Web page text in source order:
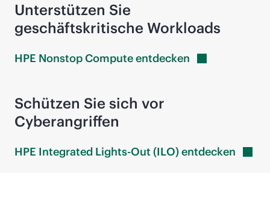
Unterstützen Sie
geschäftskritische Workloads
HPE Nonstop Computeentdecken
Schützen Sie sich vor
Cyberangriffen
HPE Integrated Lights-Out (ILO)entdecken